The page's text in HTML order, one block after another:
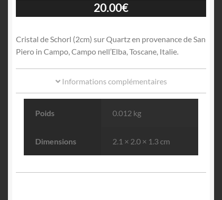
20.00€
Cristal de Schorl (2cm) sur Quartz en provenance de San
Piero in Campo, Campo nell’Elba, Toscane, Italie.
Informations complémentaires
Poids 0.012 kg
Dimensions 2.1 × 2.0 × 1.3 cm